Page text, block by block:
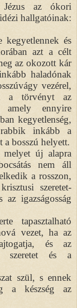
az ókori
hallgatóinak:
kegyetlennek és
azt a célt
az okozott kár
haladónak
vezérel,
a törvényt az
amely ennyire
kegyetlenség,
inkább a
a bosszú helyett.
új alapra
nem áll
a rosszon,
szeretet-
igazságosság
tapasztalható
vezet, ha az
és az
szeretet és a
szül, s ennek
a készség az